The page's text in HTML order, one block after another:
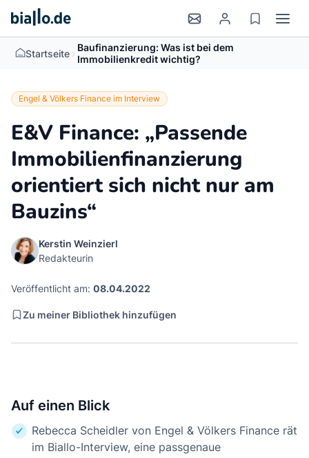
Startseite > Baufinanzierung: Was ist bei dem
Immobilienkredit wichtig?
Engel & Völkers Finance im Interview
E&V Finance: „Passende
Immobilienfinanzierung
orientiert sich nicht nur am
Bauzins“
Kerstin Weinzierl
Redakteurin
Veröffentlicht am: 08.04.2022
Zu meiner Bibliothek hinzufügen
Auf einen Blick
Rebecca Scheidler von Engel & Völkers Finance rät
im Biallo-Interview, eine passgenaue